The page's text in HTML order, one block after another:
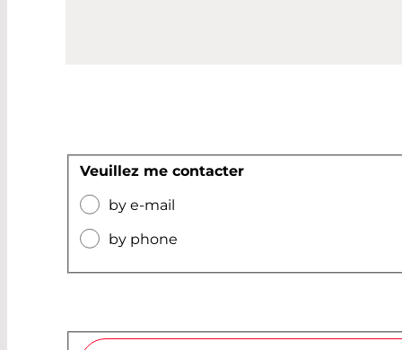
Veuillez me contacter
by e-mail
by phone